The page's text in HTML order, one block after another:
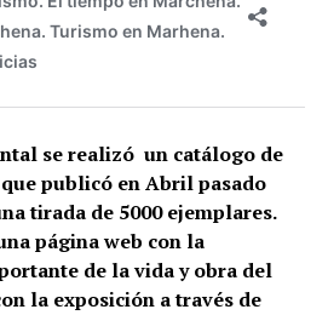
se realizó un catálogo de
publicó en Abril pasado
tirada de 5000 ejemplares.
página web con la
de la vida y obra del
la exposición a través de